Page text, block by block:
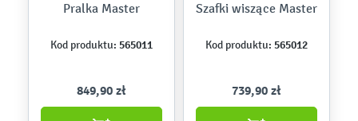
Pralka Master
Kod produktu: 565011
849,90 zł
Szafki wiszące Master
Kod produktu: 565012
739,90 zł